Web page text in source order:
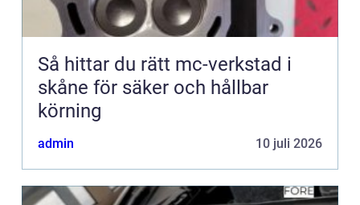
Så hittar du rätt mc-verkstad i
skåne för säker och hållbar
körning
admin 10 juli 2026